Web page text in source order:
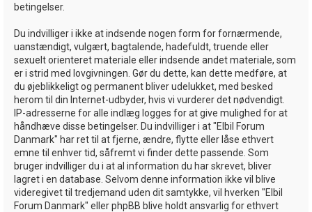
betingelser.
Du indvilliger i ikke at indsende nogen form for fornærmende,
uanstændigt, vulgært, bagtalende, hadefuldt, truende eller
sexuelt orienteret materiale eller indsende andet materiale, som
er i strid med lovgivningen. Gør du dette, kan dette medføre, at
du øjeblikkeligt og permanent bliver udelukket, med besked
herom til din Internet-udbyder, hvis vi vurderer det nødvendigt.
IP-adresserne for alle indlæg logges for at give mulighed for at
håndhæve disse betingelser. Du indvilliger i at "Elbil Forum
Danmark" har ret til at fjerne, ændre, flytte eller låse ethvert
emne til enhver tid, såfremt vi finder dette passende. Som
bruger indvilliger du i at al information du har skrevet, bliver
lagret i en database. Selvom denne information ikke vil blive
videregivet til tredjemand uden dit samtykke, vil hverken "Elbil
Forum Danmark" eller phpBB blive holdt ansvarlig for ethvert